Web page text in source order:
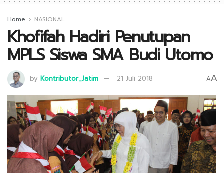
Home NASIONAL
Khofifah Hadiri Penutupan
MPLS Siswa SMA Budi Utomo
by Kontributor_Jatim 21 Juli 2018 AA